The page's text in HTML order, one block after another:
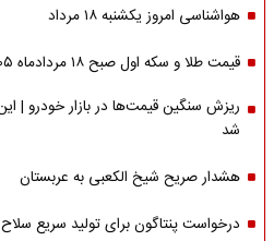
هواشناسی امروز یکشنبه ۱۸ مرداد
قیمت طلا و سکه اول صبح ۱۸ مردادماه ۱۴۰۵
شد
هشدار صریح شیخ الکعبی به عربستان
درخواست پنتاگون برای تولید سریع سلاح